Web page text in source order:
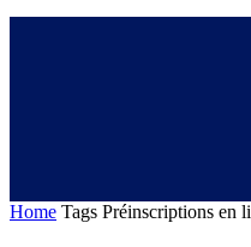
Home Tags Préinscriptions en